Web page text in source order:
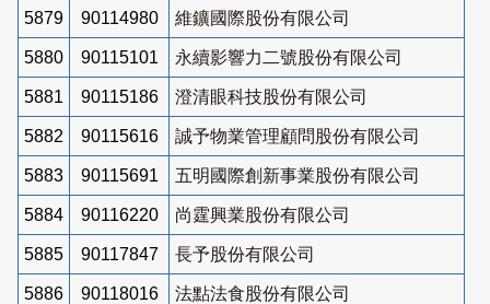
5879 90114980 維鑛國際股份有限公司
5880 90115101 永續影響力二號股份有限公司
5881 90115186 澄清眼科技股份有限公司
5882 90115616 誠予物業管理顧問股份有限公司
5883 90115691 五明國際創新事業股份有限公司
5884 90116220 尚霆興業股份有限公司
5885 90117847 長予股份有限公司
5886 90118016 法點法食股份有限公司